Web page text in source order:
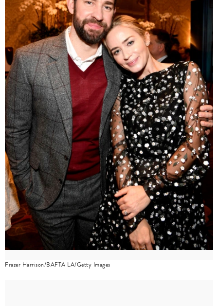
Frazer Harrison/BAFTA LA/Getty Images